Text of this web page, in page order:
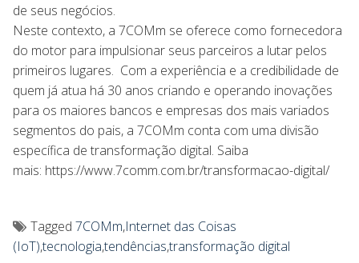
de seus negócios.
Neste contexto, a 7COMm se oferece como fornecedora
do motor para impulsionar seus parceiros a lutar pelos
primeiros lugares. Com a experiência e a credibilidade de
quem já atua há 30 anos criando e operando inovações
para os maiores bancos e empresas dos mais variados
segmentos do pais, a 7COMm conta com uma divisão
específica de transformação digital. Saiba
mais: https://www.7comm.com.br/transformacao-digital/
Tagged 7COMm,Internet das Coisas
(IoT),tecnologia,tendências,transformação digital